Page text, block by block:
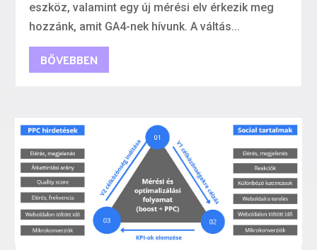
eszköz, valamint egy új mérési elv érkezik meg
hozzánk, amit GA4-nek hívunk. A váltás...
BŐVEBBEN